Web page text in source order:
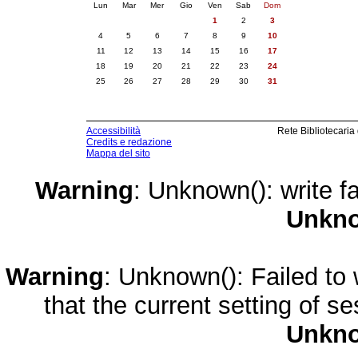
Lun Mar Mer Gio Ven Sab
Dom
1
2
3
4
5 6 7 8 9
10
11
12 13 14 15 16
17
18
19 20 21 22 23
24
25
26 27 28 29 30 31
Accessibilità
Credits e redazione
Mappa del sito
Rete
Warning: Unknown(): write
Warning: Unknown(): Failed
that the current setting of